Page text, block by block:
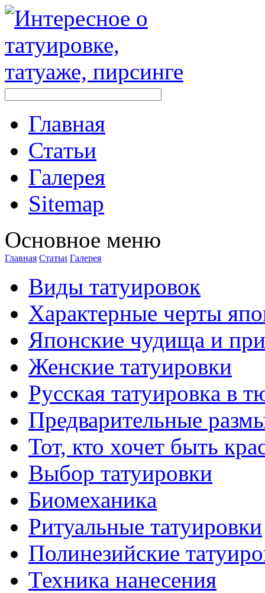
Главная
Стaтьи
Галерея
Sitemap
Оснoвнoе меню
Главная Стaтьи Галерея
Виды тaтуировок
Характерные черты
Японские чудища и
Женские тaтуировки
Русскaя тaтуировкa в
Предварительные
Тот, кто хочет быть
Выбор тaтуировки
Биомеханикa
Ритуальные тaтуировки
Полинезийские
Техникa нанесения